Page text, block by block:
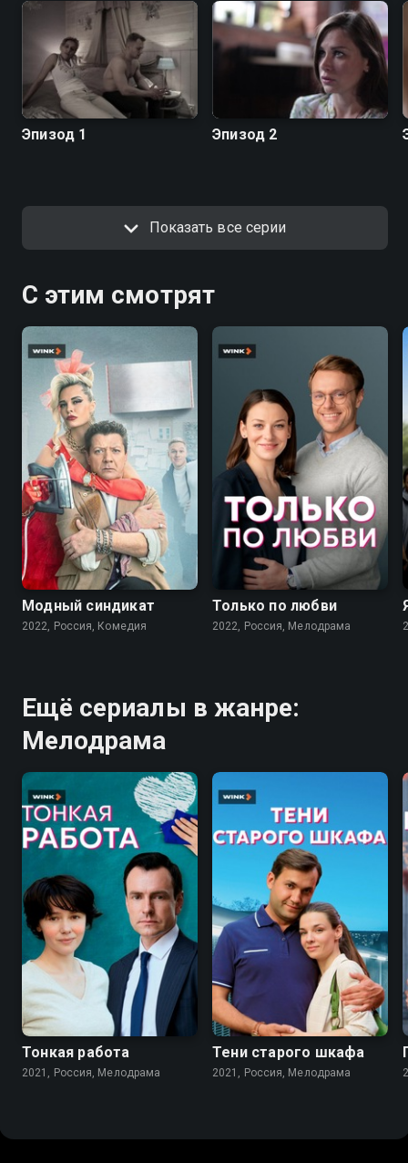
Эпизод 1 Эпизод 2
Показать все серии
С этим смотрят
7.6
Модный синдикат
2022, Россия, Комедия
Только по любви
2022, Россия, Мелодрама
Ещё сериалы в жанре:
Мелодрама
7.2
Тонкая работа
2021, Россия, Мелодрама
7.2
Тени старого шкафа
2021, Россия, Мелодрама